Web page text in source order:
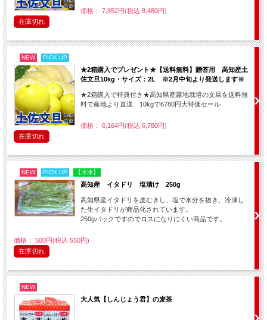
価格： 7,852円(税込 8,480円)
在庫切れ
NEW PICK UP
★2箱購入でプレゼント★【送料無料】贈答用 高知産土
佐文旦10kg・サイズ：2L ※2月中旬より発送します※
★2箱購入で特典付き★高知県産露地栽培の文旦を送料無
料で産地より直送 10kgで6780円大特価セール
価格： 6,164円(税込 6,780円)
在庫切れ
NEW PICK UP 【冷凍】
高知産 イタドリ 塩漬け 250g
高知県産イタドリを皮むきし、塩で水分を抜き、冷凍し
た生イタドリが商品化されています。
250gパックですのでロスになりにくい商品です。
価格： 500円(税込 550円)
在庫切れ
NEW
大人気【しんじょう君】の麦茶